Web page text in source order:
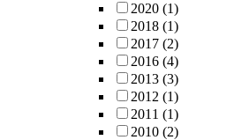
2020 (1)
2018 (1)
2017 (2)
2016 (4)
2013 (3)
2012 (1)
2011 (1)
2010 (2)